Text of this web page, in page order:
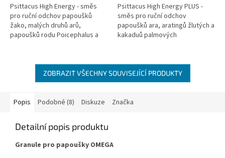
Psittacus High Energy - směs
pro ruční odchov papoušků
žako, malých druhů arů,
papoušků rodu Poicephalus a
Psittacus High Energy PLUS -
směs pro ruční odchov
papoušků ara, aratingů žlutých a
kakaduů palmových
ZOBRAZIT VŠECHNY SOUVISEJÍCÍ PRODUKTY
Popis Podobné (8) Diskuze Značka
Detailní popis produktu
Granule pro papoušky OMEGA